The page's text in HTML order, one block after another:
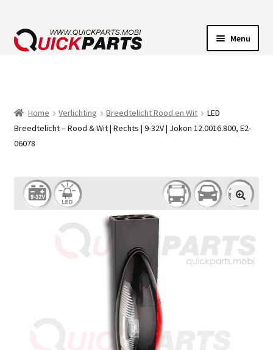
Menu
Home Verlichting Breedtelicht Rood en Wit
LED
Breedtelicht – Rood & Wit | Rechts | 9-32V | Jokon 12.0016.800, E2-
06078